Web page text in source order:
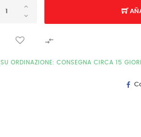

SU ORDINAZIONE: CONSEGNA CIRCA 15